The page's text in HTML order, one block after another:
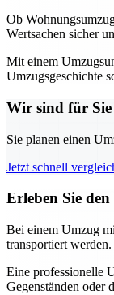
Ob
Wertsachen sicher
Mit einem
Umzugsgeschichte
Wir sind für Sie
Sie planen einen
Jetzt schnell
Erleben Sie
Bei einem Umzug
transportiert
Eine professionelle
Gegenständen oder